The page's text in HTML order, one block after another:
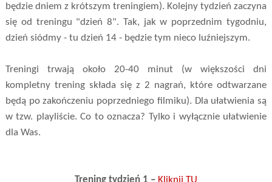
będzie dniem z krótszym treningiem). Kolejny tydzień zaczyna
się od treningu "dzień 8". Tak, jak w poprzednim tygodniu,
dzień siódmy - tu dzień 14 - będzie tym nieco luźniejszym.
Treningi trwają około 20-40 minut (w większości dni
kompletny trening składa się z 2 nagrań, które odtwarzane
będą po zakończeniu poprzedniego filmiku). Dla ułatwienia są
w tzw. playliście. Co to oznacza? Tylko i wyłącznie ułatwienie
dla Was.
Trening tydzień 1 – Kliknij TU